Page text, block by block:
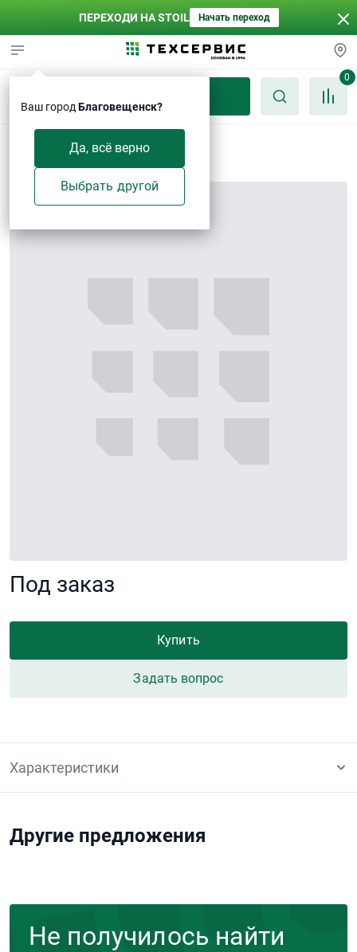
ПЕРЕХОДИ НА STOIL Начать переход
Ваш город Благовещенск?
Да, всё верно
Выбрать другой
0
Болт M10×20
Под заказ
Купить
Задать вопрос
Характеристики
Другие предложения
Не получилось найти